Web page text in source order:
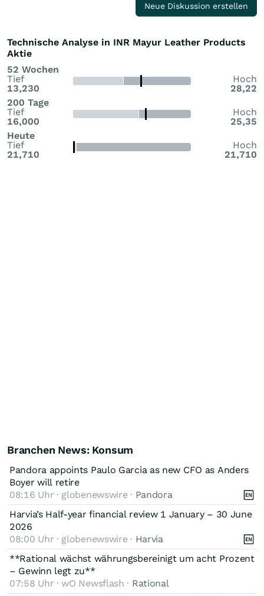
Neue Diskussion erstellen
Technische Analyse in INR Mayur Leather Products
Aktie
52 Wochen
Tief
13,230
Hoch
28,22
200 Tage
Tief
16,000
Hoch
25,35
Heute
Tief
21,710
Hoch
21,710
Branchen News: Konsum
Pandora appoints Paulo Garcia as new CFO as Anders
Boyer will retire
08:16 Uhr · globenewswire · Pandora
Harvia’s Half-year financial review 1 January – 30 June
2026
08:00 Uhr · globenewswire · Harvia
**Rational wächst währungsbereinigt um acht Prozent
– Gewinn legt zu**
07:58 Uhr · wO Newsflash · Rational